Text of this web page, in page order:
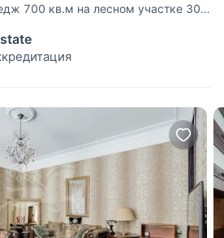
700 кв.м на лесном участке 30
Пруды. Установлена система
дома: 1 этаж: прихожая,
гостиная, зимний сад,